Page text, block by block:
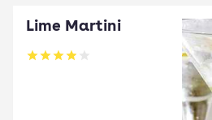
Lime Martini
Betyg: 3.93 av 5